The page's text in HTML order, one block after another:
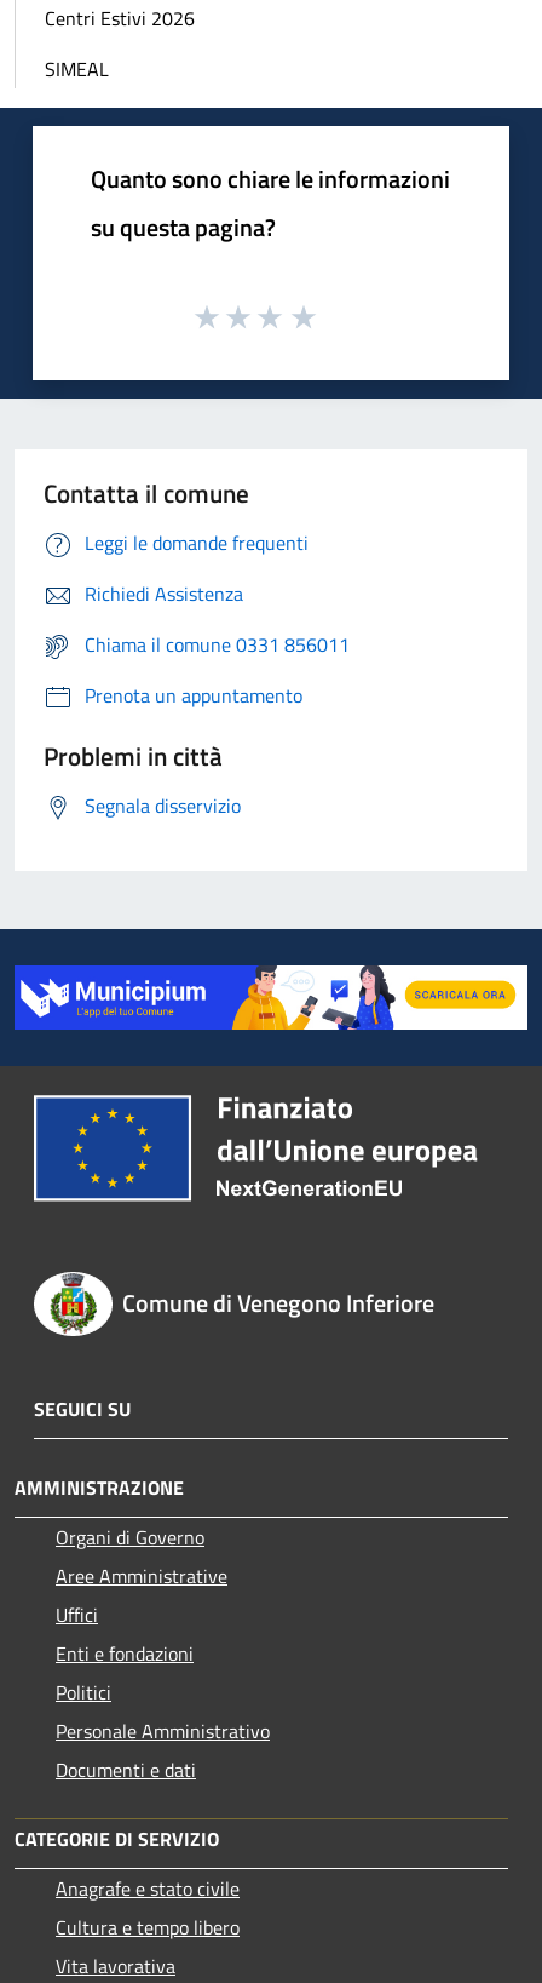
Centri Estivi 2026
SIMEAL
Quanto sono chiare le informazioni
su questa pagina?
Contatta il comune
Leggi le domande frequenti
Richiedi Assistenza
Chiama il comune 0331 856011
Prenota un appuntamento
Problemi in città
Segnala disservizio
Comune di Venegono Inferiore
SEGUICI SU
AMMINISTRAZIONE
Organi di Governo
Aree Amministrative
Uffici
Enti e fondazioni
Politici
Personale Amministrativo
Documenti e dati
CATEGORIE DI SERVIZIO
Anagrafe e stato civile
Cultura e tempo libero
Vita lavorativa